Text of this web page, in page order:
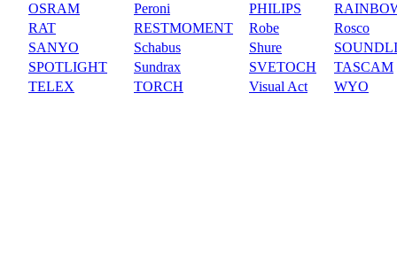
OSRAM
Peroni PHILIPS
RAT
RESTMOMENT Robe
Rosco
SANYO
Schabus Shure
SPOTLIGHT
Sundrax SVETOCH
TASCAM
TELEX
TORCH Visual Act WYO